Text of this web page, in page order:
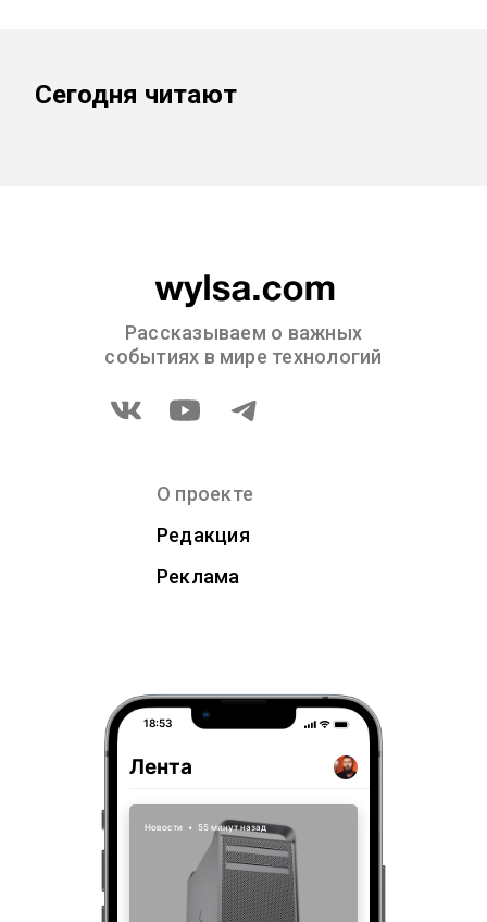
Сегодня читают
Рассказываем о важных
событиях в мире технологий
О проекте
Редакция
Реклама
18:53
Лента
Новости • 55 минут назад